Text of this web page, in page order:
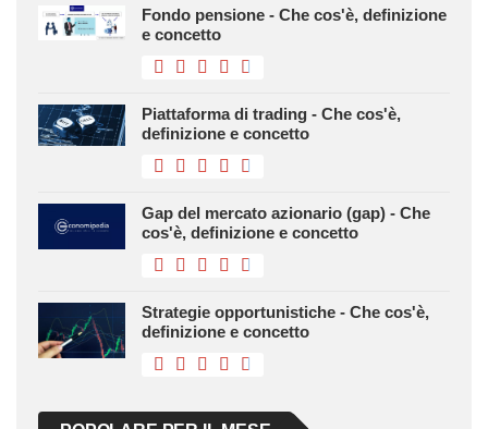
Fondo pensione - Che cos'è, definizione
e concetto
Piattaforma di trading - Che cos'è,
definizione e concetto
Gap del mercato azionario (gap) - Che
cos'è, definizione e concetto
Strategie opportunistiche - Che cos'è,
definizione e concetto